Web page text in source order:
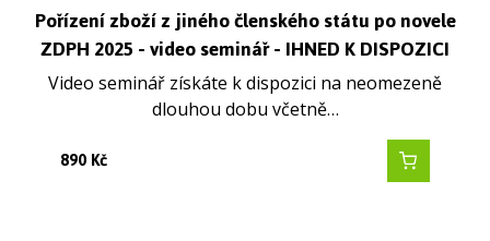
Pořízení zboží z jiného členského státu po novele
ZDPH 2025 - video seminář - IHNED K DISPOZICI
Video seminář získáte k dispozici na neomezeně
dlouhou dobu včetně…
890Kč